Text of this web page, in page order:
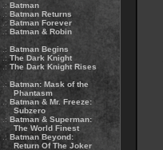
.:Batman
.: Batman Returns
.: Batman Forever
.: Batman & Robin
.: Batman Begins
.: The Dark Knight
.: The Dark Knight Rises
.:Batman: Mask of the
Phantasm
.: Batman & Mr. Freeze:
Subzero
.: Batman & Superman:
The World Finest
.: Batman Beyond:
Return Of The Joker